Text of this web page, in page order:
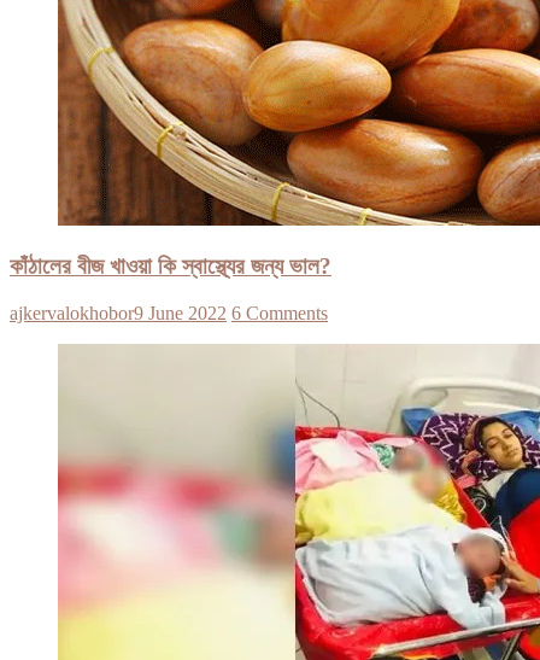
কাঁঠালের বীজ খাওয়া কি স্বাস্থ্যের জন্য ভাল?
ajkervalokhobor9 June 2022 6 Comments